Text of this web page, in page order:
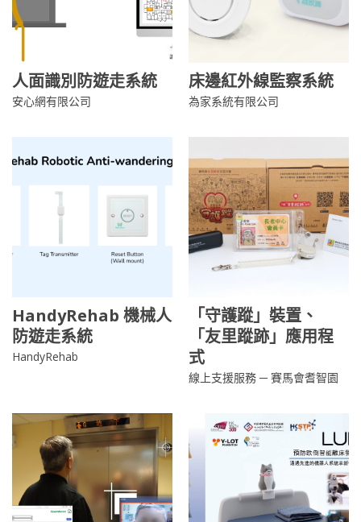
人面識別防遊走系統
安心網有限公司
床邊紅外線監察系統
為家系統有限公司
HandyRehab 機械人
防遊走系統
HandyRehab
「守護蹤」裝置、
「友里蹤跡」應用程
式
線上支援服務 ─ 賽馬會耆智園